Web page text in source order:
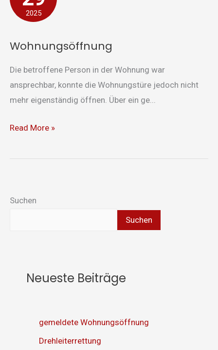
2025
Wohnungsöffnung
Die betroffene Person in der Wohnung war
ansprechbar, konnte die Wohnungstüre jedoch nicht
mehr eigenständig öffnen. Über ein ge...
Read More »
Suchen
Suchen
Neueste Beiträge
gemeldete Wohnungsöffnung
Drehleiterrettung